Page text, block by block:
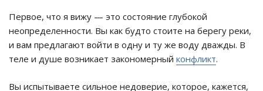
Первое, что я вижу — это состояние глубокой
неопределенности. Вы как будто стоите на берегу реки,
и вам предлагают войти в одну и ту же воду дважды. В
теле и душе возникает закономерный конфликт.
Вы испытываете сильное недоверие, которое, кажется,